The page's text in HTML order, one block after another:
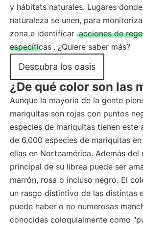
y hábitats naturales. Lugares donde
naturaleza se unen, para
zona e identificar acciones de
específicas . ¿Quiere saber más?
Descubra los oasis
¿De qué color son las
Aunque la mayoría de la gente
mariquitas son rojas con puntos
especies de mariquitas tienen este
de 6.000 especies de mariquitas
ellas en Norteamérica. Además
principal de su librea puede ser
marrón, rosa o incluso negro. El
un rasgo distintivo de las distintas
puede haber o no numerosas
conocidas coloquialmente como